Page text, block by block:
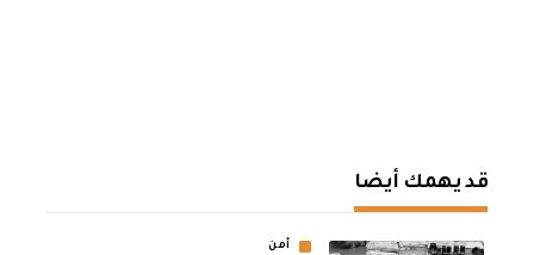
قد يهمك أيضا
أمن